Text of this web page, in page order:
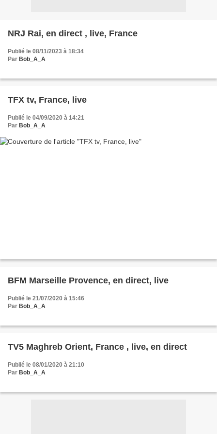
NRJ Rai, en direct , live, France
Publié le 08/11/2023 à 18:34
Par Bob_A_A
TFX tv, France, live
Publié le 04/09/2020 à 14:21
Par Bob_A_A
BFM Marseille Provence, en direct, live
Publié le 21/07/2020 à 15:46
Par Bob_A_A
TV5 Maghreb Orient, France , live, en direct
Publié le 08/01/2020 à 21:10
Par Bob_A_A